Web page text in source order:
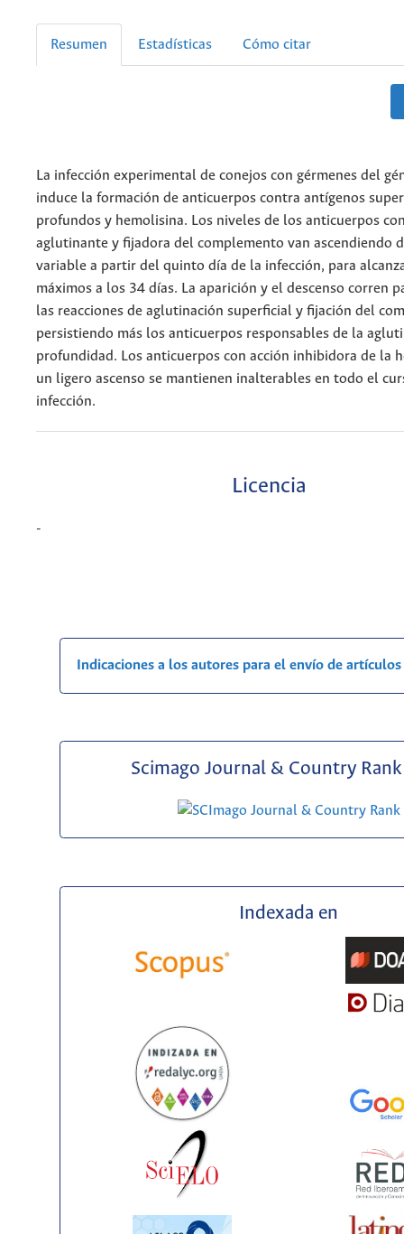
Resumen Estadísticas Cómo citar
La infección experimental de conejos con gérmenes del
induce la formación de anticuerpos contra antígenos
profundos y hemolisina. Los niveles de los anticuerpos
aglutinante y fijadora del complemento van ascendiendo
variable a partir del quinto día de la infección, para
máximos a los 34 días. La aparición y el descenso corren
las reacciones de aglutinación superficial y fijación del
persistiendo más los anticuerpos responsables de la
profundidad. Los anticuerpos con acción inhibidora de la
un ligero ascenso se mantienen inalterables en todo el
infección.
Licencia
-
Indicaciones a los autores para el envío de artículos
Scimago Journal & Country Rank
Indexada en